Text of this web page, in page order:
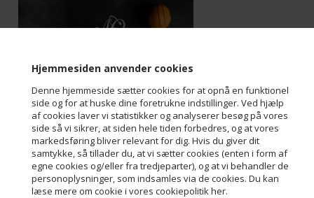
Hjemmesiden anvender cookies
Denne hjemmeside sætter cookies for at opnå en funktionel
side og for at huske dine foretrukne indstillinger. Ved hjælp
af cookies laver vi statistikker og analyserer besøg på vores
side så vi sikrer, at siden hele tiden forbedres, og at vores
markedsføring bliver relevant for dig. Hvis du giver dit
samtykke, så tillader du, at vi sætter cookies (enten i form af
egne cookies og/eller fra tredjeparter), og at vi behandler de
personoplysninger, som indsamles via de cookies. Du kan
læse mere om cookie i vores cookiepolitik her.